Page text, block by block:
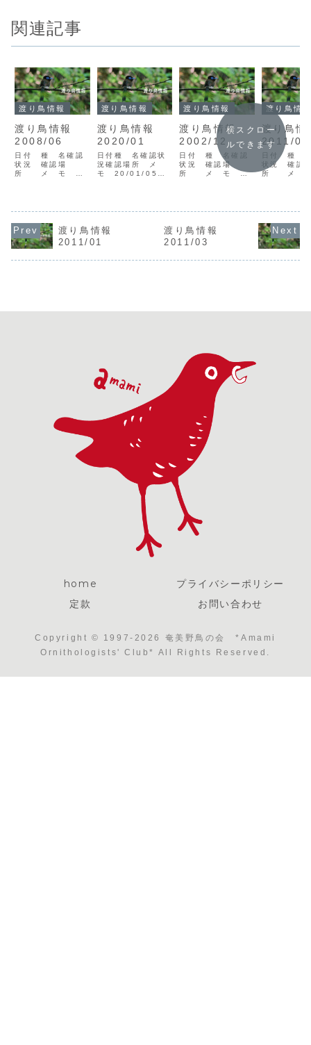
関連記事
渡り鳥情報
渡り鳥情報
2008/06
日付 種 名確認
状況 確認場
所 メ モ
土盛海岸樋口 夏
鳥初認エリグロア
ジサシV6請島池地
渡り鳥情報
渡り鳥情報
2020/01
日付種 名確認状
況確認場所 メ
モ 20/01/05ク
野山田20/01/21
アカマシコV1瀬戸
内町網野子望月
渡り鳥情報
渡り鳥情報
2002/12
日付 種 名確認
状況 確認場
所 メ モ
下役勝森田<凡例
> 日付： 例：
02/09/01=2002
渡り鳥情
渡り鳥
2011/01
日付 種
状況 確認
所 メ
海岸11/
モエガモV2
鍋比高11/
横スクロー
ルできます
渡り鳥情報
2011/01
渡り鳥情報
2011/03
home
プライバシーポリシー
定款
お問い合わせ
Copyright © 1997-2026 奄美野鳥の会 *Amami
Ornithologists' Club* All Rights Reserved.